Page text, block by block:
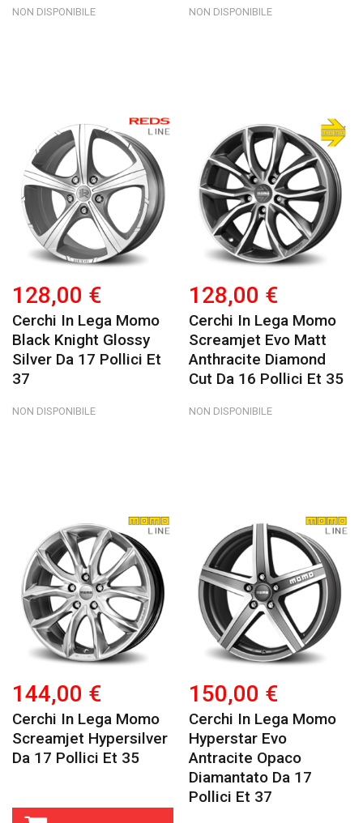
NON DISPONIBILE NON DISPONIBILE
128,00 €
Cerchi In Lega Momo
Black Knight Glossy
Silver Da 17 Pollici Et
37
NON DISPONIBILE
128,00 €
Cerchi In Lega Momo
Screamjet Evo Matt
Anthracite Diamond
Cut Da 16 Pollici Et 35
NON DISPONIBILE
144,00 €
Cerchi In Lega Momo
Screamjet Hypersilver
Da 17 Pollici Et 35
150,00 €
Cerchi In Lega Momo
Hyperstar Evo
Antracite Opaco
Diamantato Da 17
Pollici Et 37